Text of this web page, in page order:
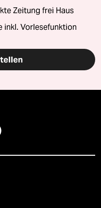
Zeitung frei Haus
inkl. Vorlesefunktion